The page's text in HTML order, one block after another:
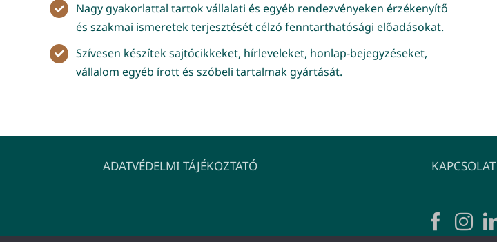
Nagy gyakorlattal tartok vállalati és egyéb rendezvényeken érzékenyítő
és szakmai ismeretek terjesztését célzó fenntarthatósági előadásokat.
Szívesen készítek sajtócikkeket, hírleveleket, honlap-bejegyzéseket,
vállalom egyéb írott és szóbeli tartalmak gyártását.
ADATVÉDELMI TÁJÉKOZTATÓ KAPCSOLAT